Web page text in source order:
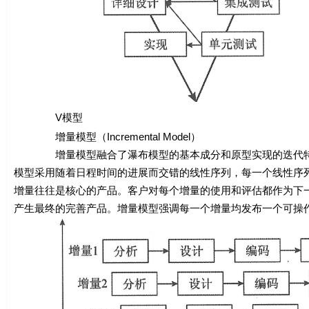
V模型
增量模型（Incremental Model）
增量模型融合了瀑布模型的基本成分和原型实现的迭代特
模型采用随着日程时间的进展而交错的线性序列，每一个线性
增量往往是核心的产品。客户对每个增量的使用和评估都作为
产生最终的完善产品。增量模型强调每一个增量均发布一个可操